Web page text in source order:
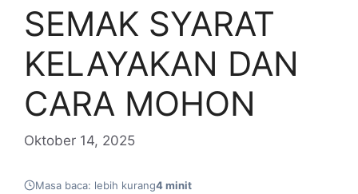
SEMAK SYARAT
KELAYAKAN DAN
CARA MOHON
Oktober 14, 2025
Masa baca: lebih kurang4 minit